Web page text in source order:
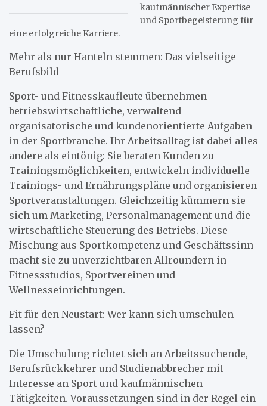
kaufmännischer Expertise
und Sportbegeisterung für
eine erfolgreiche Karriere.
Mehr als nur Hanteln stemmen: Das vielseitige
Berufsbild
Sport- und Fitnesskaufleute übernehmen
betriebswirtschaftliche, verwaltend-
organisatorische und kundenorientierte Aufgaben
in der Sportbranche. Ihr Arbeitsalltag ist dabei alles
andere als eintönig: Sie beraten Kunden zu
Trainingsmöglichkeiten, entwickeln individuelle
Trainings- und Ernährungspläne und organisieren
Sportveranstaltungen. Gleichzeitig kümmern sie
sich um Marketing, Personalmanagement und die
wirtschaftliche Steuerung des Betriebs. Diese
Mischung aus Sportkompetenz und Geschäftssinn
macht sie zu unverzichtbaren Allroundern in
Fitnessstudios, Sportvereinen und
Wellnesseinrichtungen.
Fit für den Neustart: Wer kann sich umschulen
lassen?
Die Umschulung richtet sich an Arbeitssuchende,
Berufsrückkehrer und Studienabbrecher mit
Interesse an Sport und kaufmännischen
Tätigkeiten. Voraussetzungen sind in der Regel ein